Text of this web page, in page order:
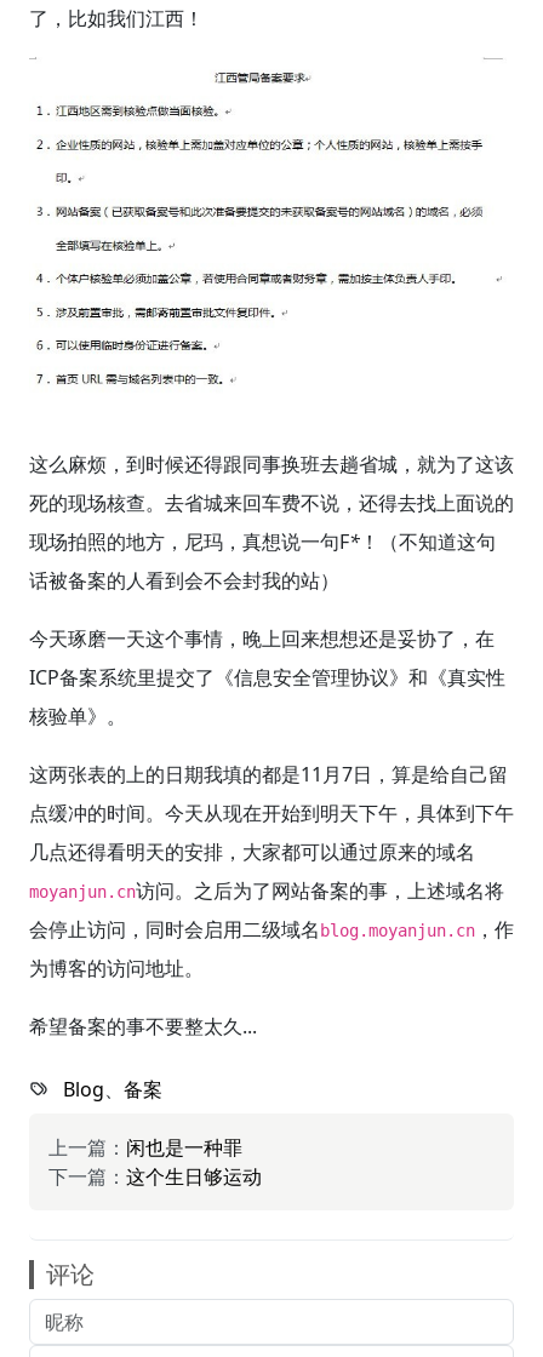
了，比如我们江西！
这么麻烦，到时候还得跟同事换班去趟省城，就为了这该
死的现场核查。去省城来回车费不说，还得去找上面说的
现场拍照的地方，尼玛，真想说一句F* ！（不知道这句
话被备案的人看到会不会封我的站）
今天琢磨一天这个事情，晚上回来想想还是妥协了，在
ICP备案系统里提交了《信息安全管理协议》和《真实性
核验单》。
这两张表的上的日期我填的都是11月7日，算是给自己留
点缓冲的时间。今天从现在开始到明天下午，具体到下午
几点还得看明天的安排，大家都可以通过原来的域名
moyanjun.cn访问。之后为了网站备案的事，上述域名将
会停止访问，同时会启用二级域名 blog.moyanjun.cn ，作
为博客的访问地址。
希望备案的事不要整太久...
Blog、 备案
上一篇： 闲也是一种罪
下一篇： 这个生日够运动
评论